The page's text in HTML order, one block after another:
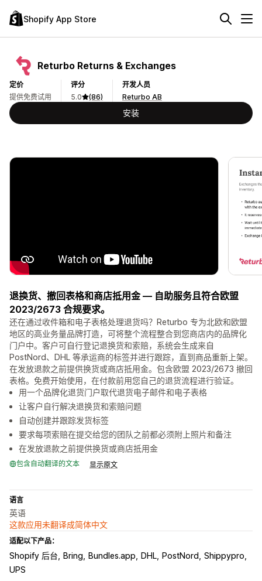
Shopify App Store
Returbo Returns & Exchanges
定价
提供免费试用
评分
5.0
(86)
开发人员
Returbo AB
安装
退换货、撤回表格和商店抵用金 — 自助服务且符合欧盟
2023/2673 合规要求。
还在通过收件箱和电子表格处理退货吗？Returbo 专为北欧和欧盟
地区的高业务量品牌打造，可将整个流程整合到您商店内的品牌化
门户中。客户可自行登记退换货和索赔，系统会生成来自
PostNord、DHL 等承运商的标签并进行跟踪，直到商品重新上架。
在发放退款之前提供换货或商店抵用金。包含欧盟 2023/2673 撤回
表格。免费开始使用，在付款前用您自己的退货流程进行验证。
用一个品牌化退货门户取代退货电子邮件和电子表格
让客户自行解决退换货和索赔问题
自动创建并跟踪发货标签
要求每项索赔在提交给您的团队之前都必须附上照片和备注
在发放退款之前提供换货或商店抵用金
包含自动翻译的文本 显示原文
语言
英语
这款应用未翻译成简体中文
适配以下产品：
Shopify 后台 Bring Bundles.app DHL PostNord
Shippypro
UPS